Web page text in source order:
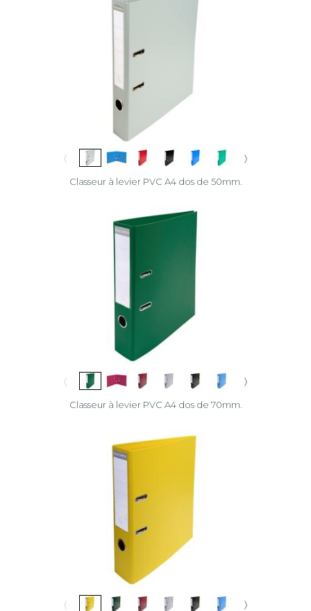
〈 〉
Classeur à levier PVC A4 dos de 50mm.
〈 〉
Classeur à levier PVC A4 dos de 70mm.
〈 〉